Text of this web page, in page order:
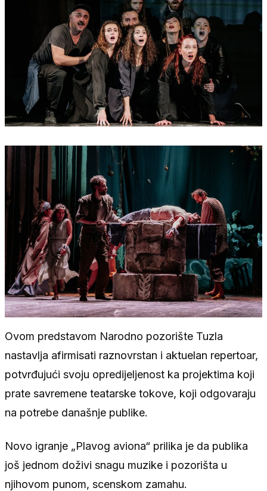
Ovom predstavom Narodno pozorište Tuzla
nastavlja afirmisati raznovrstan i aktuelan repertoar,
potvrđujući svoju opredijeljenost ka projektima koji
prate savremene teatarske tokove, koji odgovaraju
na potrebe današnje publike.
Novo igranje „Plavog aviona“ prilika je da publika
još jednom doživi snagu muzike i pozorišta u
njihovom punom, scenskom zamahu.